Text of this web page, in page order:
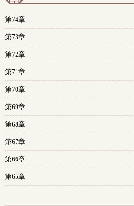
第74章
第73章
第72章
第71章
第70章
第69章
第68章
第67章
第66章
第65章